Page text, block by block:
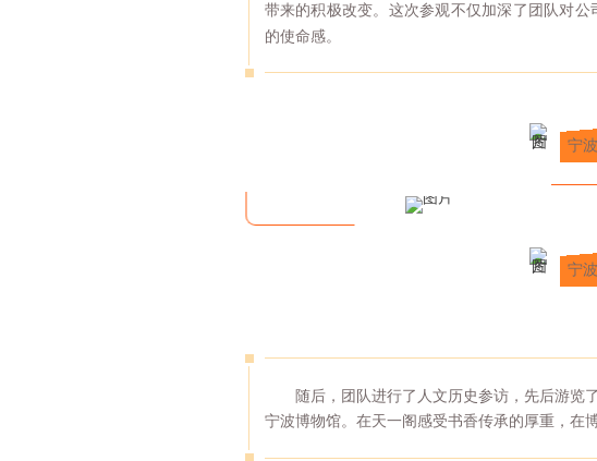
带来的积极改变。这次参观不仅加深了团队对
的使命感。
宁
宁
随后，团队进行了人文历史参访，先后游览
宁波博物馆。在天一阁感受书香传承的厚重，在